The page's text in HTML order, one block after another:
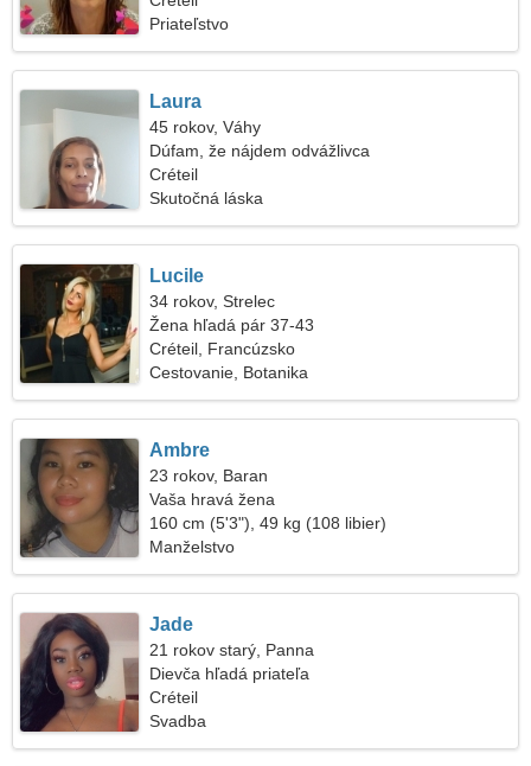
Priateľstvo
Laura
45 rokov, Váhy
Dúfam, že nájdem odvážlivca
Créteil
Skutočná láska
Lucile
34 rokov, Strelec
Žena hľadá pár 37-43
Créteil, Francúzsko
Cestovanie, Botanika
Ambre
23 rokov, Baran
Vaša hravá žena
160 cm (5'3"), 49 kg (108 libier)
Manželstvo
Jade
21 rokov starý, Panna
Dievča hľadá priateľa
Créteil
Svadba